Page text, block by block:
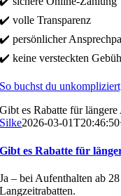
✔️ volle Transparenz
✔️ persönlicher
✔️ keine versteckten
So buchst du
Gibt es Rabatte für
Silke2026-03-
Gibt es Rabatte für
Ja – bei Aufenthalten ab
Langzeitrabatten.